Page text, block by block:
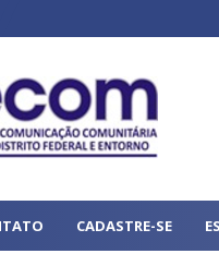
CADASTRE-SE